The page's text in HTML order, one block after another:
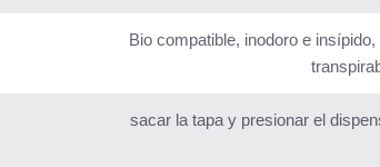
Bio compatible, inodoro e
sacar la tapa y presionar el